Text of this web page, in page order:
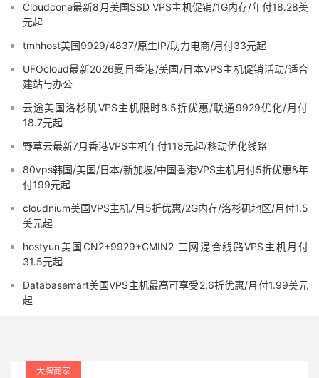
Cloudcone最新8月美国SSD VPS主机促销/1G内存/年付18.28美
元起
tmhhost美国9929/4837/原生IP/助力电商/月付33元起
UFOcloud最新2026夏日香港/美国/日本VPS主机促销活动/适合
建站与办公
云途美国洛杉矶VPS主机限时8.5折优惠/联通9929优化/月付
18.7元起
野草云最新7月香港VPS主机年付118元起/移动优化线路
80vps韩国/美国/日本/新加坡/中国香港VPS主机月付5折优惠&年
付199元起
cloudnium美国VPS主机7月5折优惠/2G内存/洛杉矶地区/月付1.5
美元起
hostyun美国CN2+9929+CMIN2 三网混合线路VPS主机月付
31.5元起
Databasemart美国VPS主机最高可享受2.6折优惠/月付1.99美元
起
大牌商家